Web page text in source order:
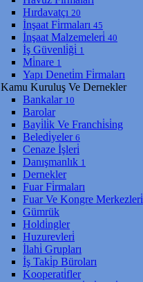
Hırdavatçı 20
İnşaat Fi̇rmaları 45
İnşaat Malzemeleri̇ 40
İş Güvenli̇ği̇ 1
Mi̇nare 1
Yapı Deneti̇m Fi̇rmaları
Kamu Kuruluş Ve Dernekler
Bankalar 10
Barolar
Bayi̇li̇k Ve Franchi̇si̇ng
Beledi̇yeler 6
Cenaze İşleri̇
Danışmanlık 1
Dernekler
Fuar Fi̇rmaları
Fuar Ve Kongre Merkezleri̇
Gümrük
Holdi̇ngler
Huzurevleri̇
İlahi̇ Grupları
İş Taki̇p Büroları
Kooperati̇fler